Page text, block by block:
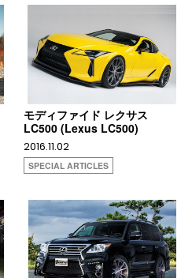
モディファイド レクサス
LC500 (Lexus LC500)
2016.11.02
SPECIAL ARTICLES